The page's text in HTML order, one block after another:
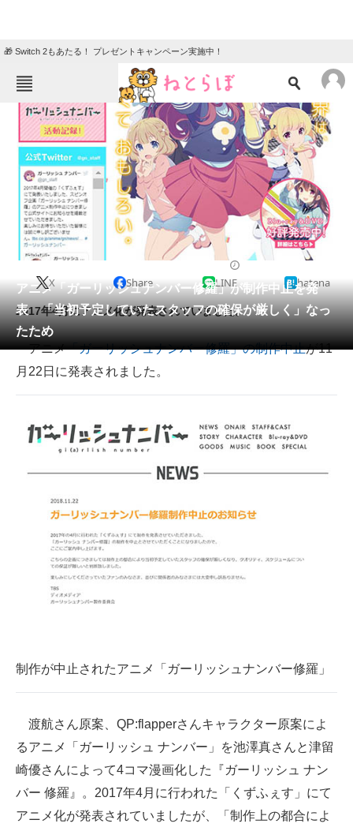
🎁 Switch 2もあたる！ プレゼントキャンペーン実施中！
ねとらぼメニュー
ニュース
エンタメ クイズ
グルメ 地域
住まい 教育・育児
動物 リサーチ
会員記事
メディア
注目記事を集めた総合ページ
進化するPCとデバイスの未来
ビジネスと働き方のヒント
AI活用のいまが分かる
企業ITのトレンドを詳説
ITエンジニア向け専門サイト
企業向けIT製品の総合サイト
製造業のIT導入・活用を支援
アニメ「ガーリッシュナンバー修羅」が制作中止を発
表 「当初予定していたスタッフの確保が厳しく」なっ
たため
X Share LINE hatena
2017年4月にアニメ化が発表されていました。
アニメ「ガーリッシュナンバー修羅」の制作中止が11
月22日に発表されました。
制作が中止されたアニメ「ガーリッシュナンバー修羅」
渡航さん原案、QP:flapperさんキャラクター原案によ
るアニメ「ガーリッシュ ナンバー」を池澤真さんと津留
崎優さんによって4コマ漫画化した『ガーリッシュ ナン
バー 修羅』。2017年4月に行われた「くずふぇす」にて
アニメ化が発表されていましたが、「制作上の都合によ